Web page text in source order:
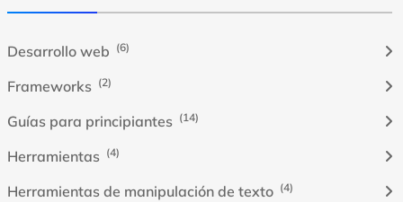
Desarrollo web (6)
Frameworks (2)
Guías para principiantes (14)
Herramientas (4)
Herramientas de manipulación de texto (4)